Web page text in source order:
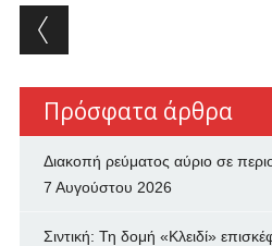
Post
Πρόσφατα άρθρα
Διακοπή ρεύματος αύριο σε
7 Αυγούστου 2026
Σιντική: Τη δομή «Κλειδί»